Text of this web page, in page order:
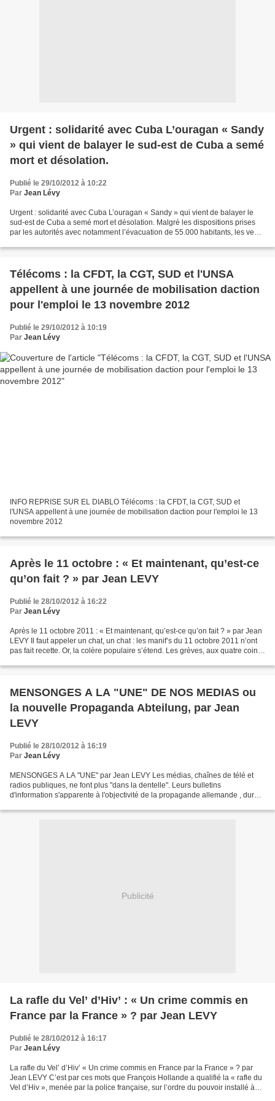
Urgent : solidarité avec Cuba L’ouragan « Sandy
» qui vient de balayer le sud-est de Cuba a semé
mort et désolation.
Publié le 29/10/2012 à 10:22
Par Jean Lévy
Urgent : solidarité avec Cuba L’ouragan « Sandy » qui vient de balayer le
sud-est de Cuba a semé mort et désolation. Malgré les dispositions prises
par les autorités avec notamment l’évacuation de 55.000 habitants, les vents
Télécoms : la CFDT, la CGT, SUD et l'UNSA
appellent à une journée de mobilisation daction
pour l'emploi le 13 novembre 2012
Publié le 29/10/2012 à 10:19
Par Jean Lévy
INFO REPRISE SUR EL DIABLO Télécoms : la CFDT, la CGT, SUD et
l'UNSA appellent à une journée de mobilisation daction pour l'emploi le 13
novembre 2012
Après le 11 octobre : « Et maintenant, qu’est-ce
qu’on fait ? » par Jean LEVY
Publié le 28/10/2012 à 16:22
Par Jean Lévy
Après le 11 octobre 2011 : « Et maintenant, qu’est-ce qu’on fait ? » par Jean
LEVY Il faut appeler un chat, un chat : les manif’s du 11 octobre 2011 n’ont
pas fait recette. Or, la colère populaire s’étend. Les grèves, aux quatre coins
MENSONGES A LA "UNE" DE NOS MEDIAS ou
la nouvelle Propaganda Abteilung, par Jean
LEVY
Publié le 28/10/2012 à 16:19
Par Jean Lévy
MENSONGES A LA "UNE" par Jean LEVY Les médias, chaînes de télé et
radios publiques, ne font plus "dans la dentelle". Leurs bulletins
d'information s'apparente à l'objectivité de la propagande allemande , durant
Publicité
La rafle du Vel’ d’Hiv’ : « Un crime commis en
France par la France » ? par Jean LEVY
Publié le 28/10/2012 à 16:17
Par Jean Lévy
La rafle du Vel’ d’Hiv’ « Un crime commis en France par la France » ? par
Jean LEVY C’est par ces mots que François Hollande a qualifié la « rafle du
Vel d’Hiv », menée par la police française, sur l’ordre du pouvoir installé à